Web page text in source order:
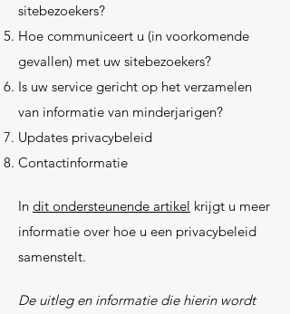
sitebezoekers?
Hoe communiceert u (in voorkomende
gevallen) met uw sitebezoekers?
Is uw service gericht op het verzamelen
van informatie van minderjarigen?
Updates privacybeleid
Contactinformatie
In dit ondersteunende artikel krijgt u meer
informatie over hoe u een privacybeleid
samenstelt.
De uitleg en informatie die hierin wordt